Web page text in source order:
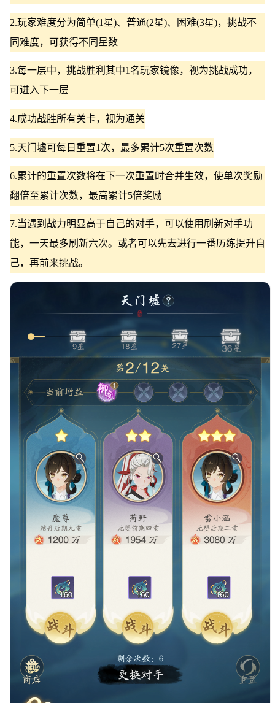
2.玩家难度分为简单(1星)、普通(2星)、困难(3星)，挑战不
同难度，可获得不同星数
3.每一层中，挑战胜利其中1名玩家镜像，视为挑战成功，
可进入下一层
4.成功战胜所有关卡，视为通关
5.天门墟可每日重置1次，最多累计5次重置次数
6.累计的重置次数将在下一次重置时合并生效，使单次奖励
翻倍至累计次数，最高累计5倍奖励
7.当遇到战力明显高于自己的对手，可以使用刷新对手功
能，一天最多刷新六次。或者可以先去进行一番历练提升自
己，再前来挑战。